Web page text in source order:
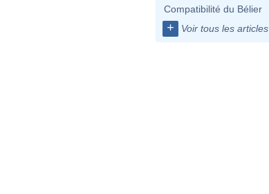
Compatibilité du Bélier
+ Voir tous les articles